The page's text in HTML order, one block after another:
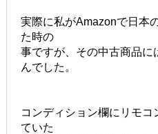
実際に私がAmazonで日本
た時の
事ですが、その中古商品
んでした。
コンディション欄にリモ
ていた